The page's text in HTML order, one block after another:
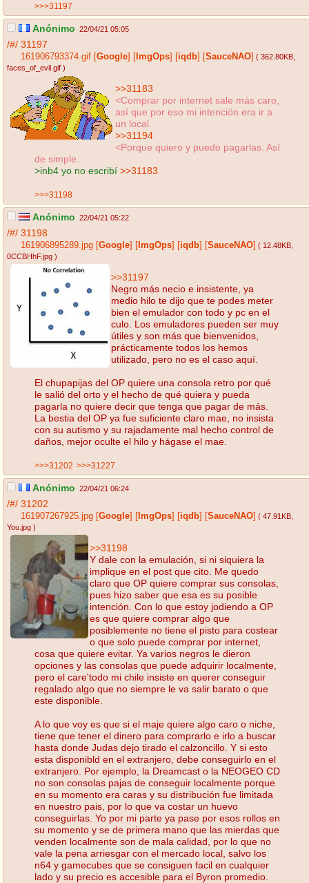
>>>31197
Anónimo 22/04/21 05:05
/#/ 31197
161906793374.gif Google ImgOps iqdb SauceNAO ( 362.80KB
faces_of_evil.gif )
>>31183
<Comprar por internet sale más caro,
así que por eso mi intención era ir a
un local.
>>31194
<Porque quiero y puedo pagarlas. Así
de simple.
>inb4 yo no escribí >>31183
>>>31198
Anónimo 22/04/21 05:22
/#/ 31198
161906895289.jpg Google ImgOps iqdb SauceNAO ( 12.48KB
0CCBHhF.jpg )
>>31197
Negro más necio e insistente, ya
medio hilo te dijo que te podes meter
bien el emulador con todo y pc en el
culo. Los emuladores pueden ser muy
útiles y son más que bienvenidos,
prácticamente todos los hemos
utilizado, pero no es el caso aquí.
El chupapijas del OP quiere una consola retro por qué
le salió del orto y el hecho de qué quiera y pueda
pagarla no quiere decir que tenga que pagar de más.
La bestia del OP ya fue suficiente claro mae, no insista
con su autismo y su rajadamente mal hecho control de
daños, mejor oculte el hilo y hágase el mae.
>>>31202 >>>31227
Anónimo 22/04/21 06:24
/#/ 31202
161907267925.jpg Google ImgOps iqdb SauceNAO ( 47.91KB
You.jpg )
>>31198
Y dale con la emulación, si ni siquiera la
implique en el post que cito. Me quedo
claro que OP quiere comprar sus consolas,
pues hizo saber que esa es su posible
intención. Con lo que estoy jodiendo a OP
es que quiere comprar algo que
posiblemente no tiene el pisto para costear
o que solo puede comprar por internet,
cosa que quiere evitar. Ya varios negros le dieron
opciones y las consolas que puede adquirir localmente,
pero el care'todo mi chile insiste en querer conseguir
regalado algo que no siempre le va salir barato o que
este disponible.
A lo que voy es que si el maje quiere algo caro o niche,
tiene que tener el dinero para comprarlo e irlo a buscar
hasta donde Judas dejo tirado el calzoncillo. Y si esto
esta disponibld en el extranjero, debe conseguirlo en el
extranjero. Por ejemplo, la Dreamcast o la NEOGEO CD
no son consolas pajas de conseguir localmente porque
en su momento era caras y su distribución fue limitada
en nuestro pais, por lo que va costar un huevo
conseguirlas. Yo por mi parte ya pase por esos rollos en
su momento y se de primera mano que las mierdas que
venden localmente son de mala calidad, por lo que no
vale la pena arriesgar con el mercado local, salvo los
n64 y gamecubes que se consiguen facil en cualquier
lado y su precio es accesible para el Byron promedio.